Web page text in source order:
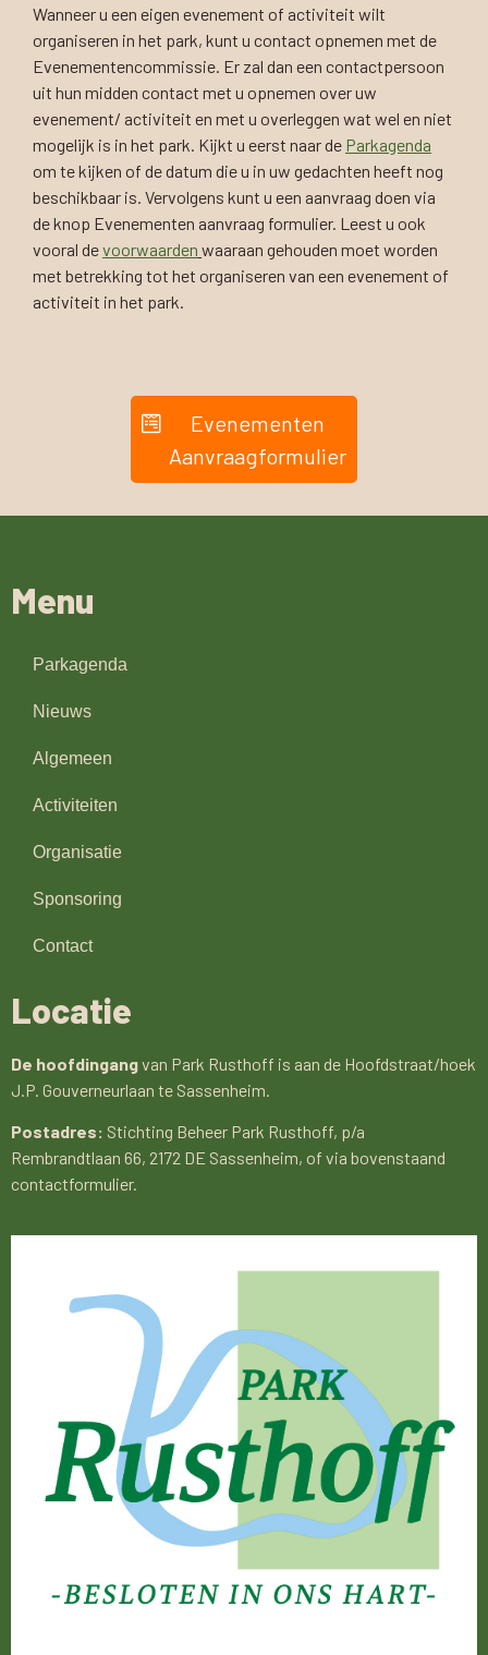
Wanneer u een eigen evenement of activiteit wilt
organiseren in het park, kunt u contact opnemen met de
Evenementencommissie. Er zal dan een contactpersoon
uit hun midden contact met u opnemen over uw
evenement/ activiteit en met u overleggen wat wel en niet
mogelijk is in het park. Kijkt u eerst naar de Parkagenda
om te kijken of de datum die u in uw gedachten heeft nog
beschikbaar is. Vervolgens kunt u een aanvraag doen via
de knop Evenementen aanvraag formulier. Leest u ook
vooral devoorwaarden waaraan gehouden moet worden
met betrekking tot het organiseren van een evenement of
activiteit in het park.
Evenementen
Aanvraagformulier
Menu
Parkagenda
Nieuws
Algemeen
Activiteiten
Organisatie
Sponsoring
Contact
Locatie
De hoofdingangvan Park Rusthoff is aan de Hoofdstraat/hoek
J.P. Gouverneurlaan te Sassenheim.
Postadres: Stichting Beheer Park Rusthoff, p/a
Rembrandtlaan 66, 2172 DE Sassenheim, of via bovenstaand
contactformulier.